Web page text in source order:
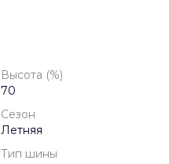
Высота (%)
70
Сезон
Летняя
Тип шины